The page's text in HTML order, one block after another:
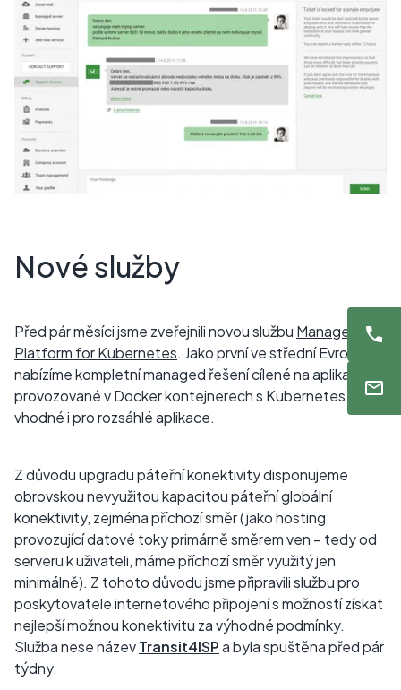
Nové služby
Před pár měsíci jsme zveřejnili novou službu Managed
Platform for Kubernetes. Jako první ve střední Evropě
nabízíme kompletní managed řešení cílené na aplikace
provozované v Docker kontejnerech s Kubernetes
vhodné i pro rozsáhlé aplikace.
Z důvodu upgradu páteřní konektivity disponujeme
obrovskou nevyužitou kapacitou páteřní globální
konektivity, zejména příchozí směr (jako hosting
provozující datové toky primárně směrem ven – tedy od
serveru k uživateli, máme příchozí směr využitý jen
minimálně). Z tohoto důvodu jsme připravili službu pro
poskytovatele internetového připojení s možností získat
nejlepší možnou konektivitu za výhodné podmínky.
Služba nese názevTransit4ISPa byla spuštěna před pár
týdny.